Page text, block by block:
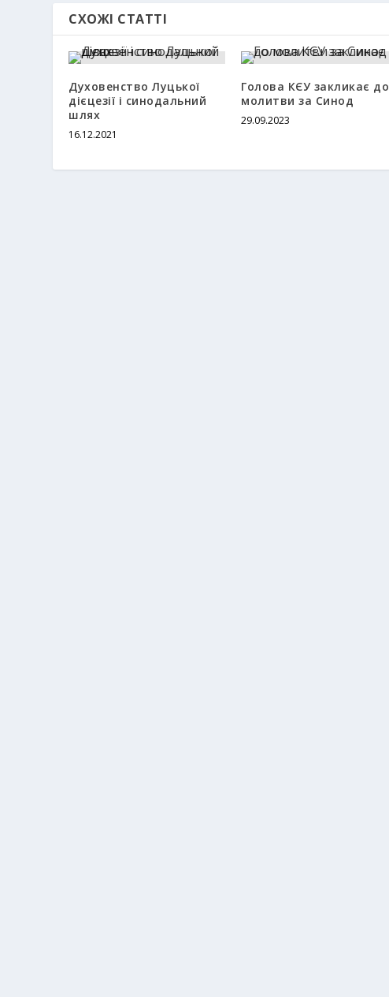
СХОЖІ СТАТТІ
Духовенство Луцької
дієцезії і синодальний
шлях
16.12.2021
Голова КЄУ закликає до
молитви за Синод
29.09.2023